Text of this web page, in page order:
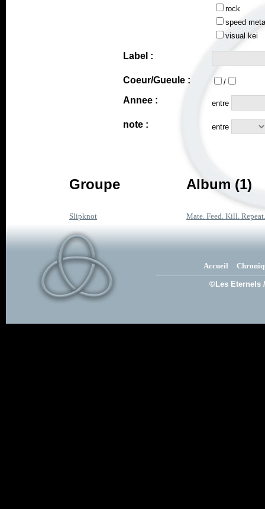
rock
speed
visual kei
Label :
Coeur/Gueule : /
Annee : entre
note : entre
Groupe Album (1)
Slipknot Mate. Feed. Kill.
Accueil
©Les Eternels